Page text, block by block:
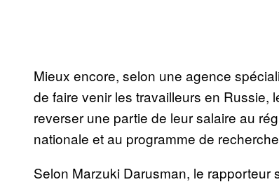
Mieux encore, selon une agence
de faire venir les travailleurs en Russie,
reverser une partie de leur salaire au
nationale et au programme de
Selon Marzuki Darusman, le